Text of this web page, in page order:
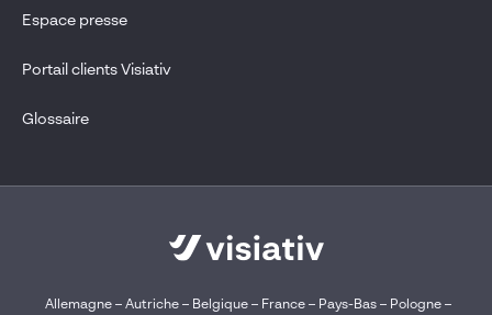
Espace presse
Portail clients Visiativ
Glossaire
Allemagne– Autriche– Belgique – France– Pays-Bas– Pologne–